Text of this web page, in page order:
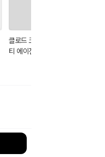
클로드 코드와 멀
티 에이전트로 내